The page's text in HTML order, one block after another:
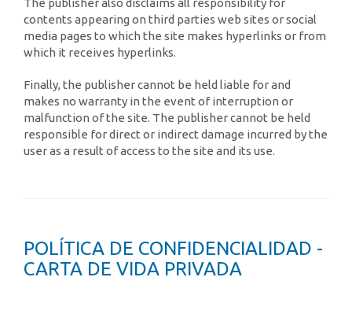
The publisher also disclaims all responsibility for
contents appearing on third parties web sites or social
media pages to which the site makes hyperlinks or from
which it receives hyperlinks.
Finally, the publisher cannot be held liable for and
makes no warranty in the event of interruption or
malfunction of the site. The publisher cannot be held
responsible for direct or indirect damage incurred by the
user as a result of access to the site and its use.
POLÍTICA DE CONFIDENCIALIDAD -
CARTA DE VIDA PRIVADA